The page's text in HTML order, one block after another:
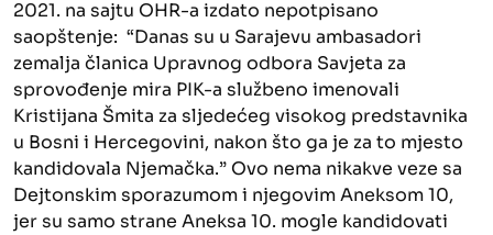
2021. na sajtu OHR-a izdato nepotpisano
saopštenje: “Danas su u Sarajevu ambasadori
zemalja članica Upravnog odbora Savjeta za
sprovođenje mira PIK-a službeno imenovali
Kristijana Šmita za sljedećeg visokog predstavnika
u Bosni i Hercegovini, nakon što ga je za to mjesto
kandidovala Njemačka.” Ovo nema nikakve veze sa
Dejtonskim sporazumom i njegovim Aneksom 10,
jer su samo strane Aneksa 10. mogle kandidovati